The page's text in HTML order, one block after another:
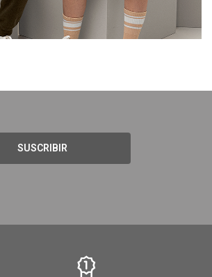
SUSCRIBIR